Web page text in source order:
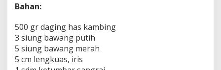
Bahan:
500 gr daging has kambing
3 siung bawang putih
5 siung bawang merah
5 cm lengkuas, iris